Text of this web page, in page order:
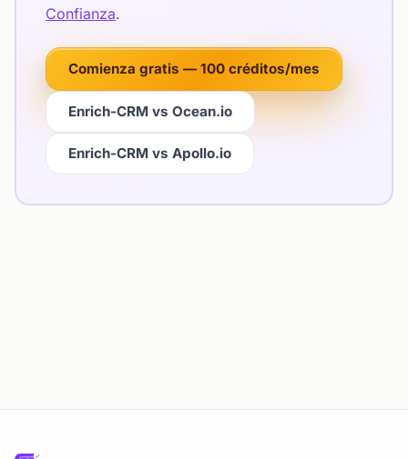
Confianza.
Comienza gratis — 100 créditos/mes
Enrich-CRM vs Ocean.io
Enrich-CRM vs Apollo.io